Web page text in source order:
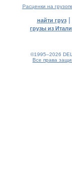
Расценки на
найти груз|
грузы из
©1995–2026
Все права